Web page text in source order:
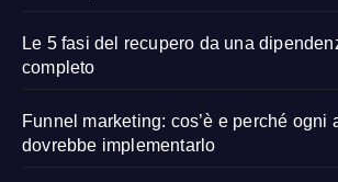
Le 5 fasi del recupero da una
completo
Funnel marketing: cos’è e perché ogni
dovrebbe implementarlo